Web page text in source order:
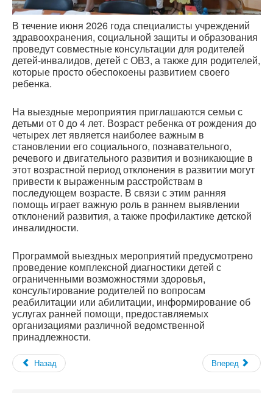
В течение июня 2026 года специалисты учреждений
здравоохранения, социальной защиты и образования
проведут совместные консультации для родителей
детей-инвалидов, детей с ОВЗ, а также для родителей,
которые просто обеспокоены развитием своего
ребенка.
На выездные мероприятия приглашаются семьи с
детьми от 0 до 4 лет. Возраст ребенка от рождения до
четырех лет является наиболее важным в
становлении его социального, познавательного,
речевого и двигательного развития и возникающие в
этот возрастной период отклонения в развитии могут
привести к выраженным расстройствам в
последующем возрасте. В связи с этим ранняя
помощь играет важную роль в раннем выявлении
отклонений развития, а также профилактике детской
инвалидности.
Программой выездных мероприятий предусмотрено
проведение комплексной диагностики детей с
ограниченными возможностями здоровья,
консультирование родителей по вопросам
реабилитации или абилитации, информирование об
услугах ранней помощи, предоставляемых
организациями различной ведомственной
принадлежности.
Назад Вперед